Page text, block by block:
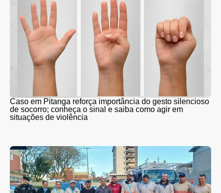
Caso em Pitanga reforça importância do gesto silencioso
de socorro; conheça o sinal e saiba como agir em
situações de violência